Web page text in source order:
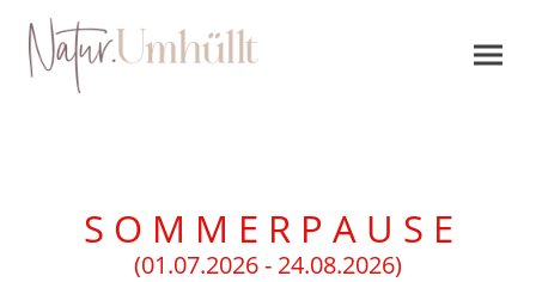
S O M M E R P A U S E
(01.07.2026 - 24.08.2026)